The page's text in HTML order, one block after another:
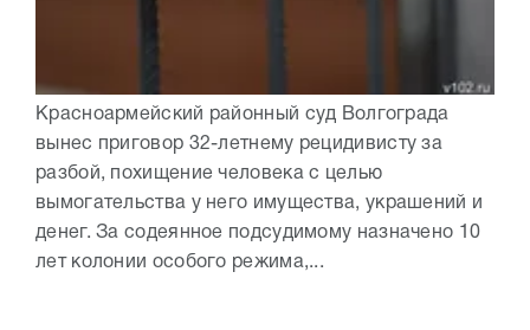
Красноармейский районный суд Волгограда
вынес приговор 32-летнему рецидивисту за
разбой, похищение человека с целью
вымогательства у него имущества, украшений и
денег. За содеянное подсудимому назначено 10
лет колонии особого режима,...